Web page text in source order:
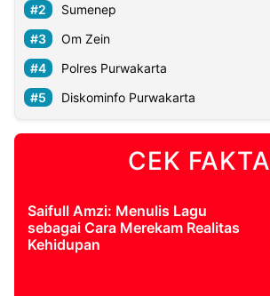
Sumenep
Om Zein
Polres Purwakarta
Diskominfo Purwakarta
CEK FAKTA
Saifull Amzi: Menulis Lagu
sebagai Cara Merekam Realitas
Kehidupan